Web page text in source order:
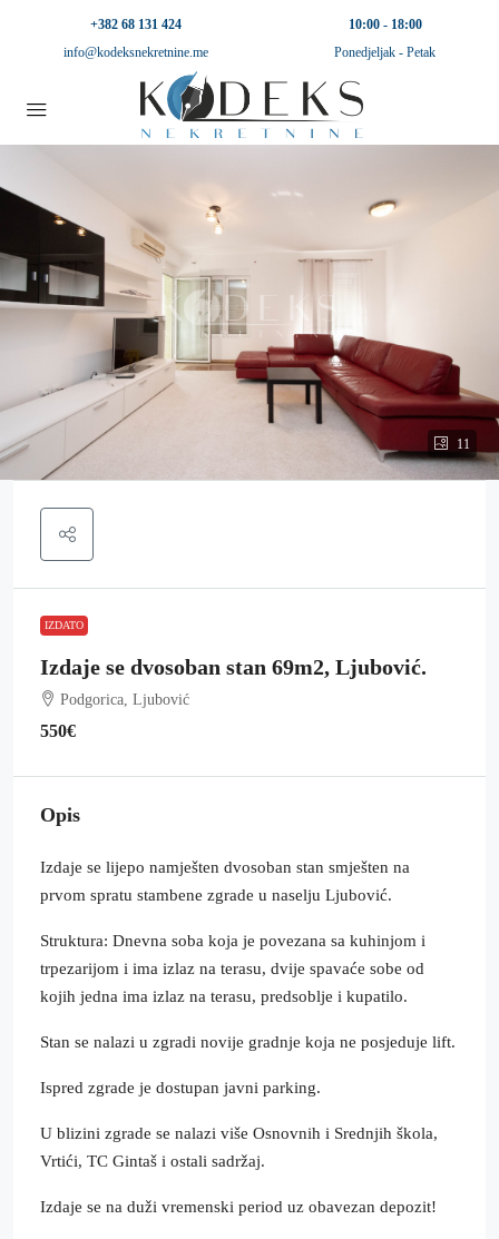
+382 68 131 424
info@kodeksnekretnine.me
10:00 - 18:00
Ponedjeljak - Petak
11
IZDATO
Izdaje se dvosoban stan 69m2, Ljubović.
Podgorica, Ljubović
550€
Opis
Izdaje se lijepo namješten dvosoban stan smješten na
prvom spratu stambene zgrade u naselju Ljubović.
Struktura: Dnevna soba koja je povezana sa kuhinjom i
trpezarijom i ima izlaz na terasu, dvije spavaće sobe od
kojih jedna ima izlaz na terasu, predsoblje i kupatilo.
Stan se nalazi u zgradi novije gradnje koja ne posjeduje lift.
Ispred zgrade je dostupan javni parking.
U blizini zgrade se nalazi više Osnovnih i Srednjih škola,
Vrtići, TC Gintaš i ostali sadržaj.
Izdaje se na duži vremenski period uz obavezan depozit!